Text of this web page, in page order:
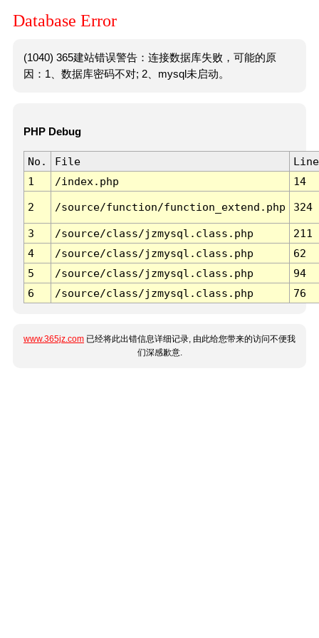
Database Error
(1040) 365建站错误警告：连接数据库失败，可能的原
因：1、数据库密码不对; 2、mysql未启动。
PHP Debug
No. File
Line
1
/index.php 14
2 /source/function/function_extend.php 324
3 /source/class/jzmysql.class.php
211
4
/source/class/jzmysql.class.php
62
5
/source/class/jzmysql.class.php
94
6
/source/class/jzmysql.class.php 76
www.365jz.com 已经将此出错信息详细记录, 由此给您带来的访问不便我
们深感歉意.